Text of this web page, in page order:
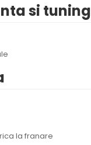
si tuning
la franare